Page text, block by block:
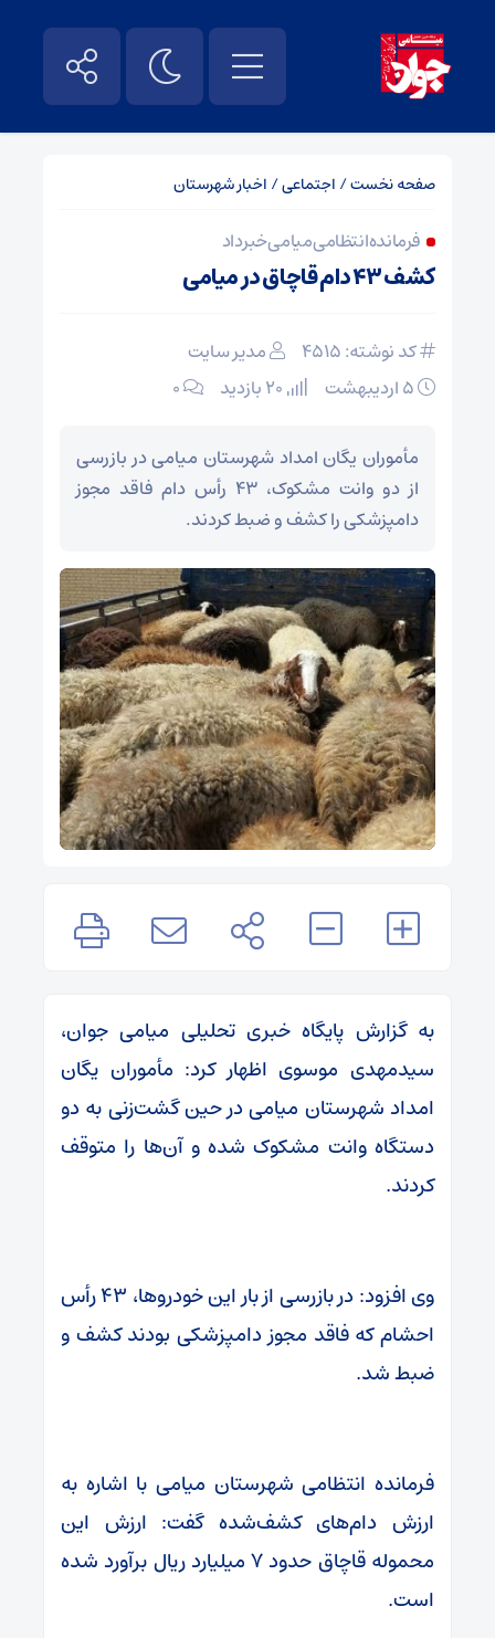
صفحه نخست/ اجتماعی/ اخبار شهرستان
فرمانده انتظامی میامی خبر داد
کشف ۴۳ دام قاچاق در میامی
کد نوشته: 4515
مدیر سایت
۰
مأموران یگان امداد شهرستان میامی در بازرسی
از دو وانت مشکوک، ۴۳ رأس دام فاقد مجوز
دامپزشکی را کشف و ضبط کردند.
به گزارش پایگاه خبری تحلیلی میامی جوان،
سیدمهدی موسوی اظهار کرد: مأموران یگان
امداد شهرستان میامی در حین گشت‌زنی به دو
دستگاه وانت مشکوک شده و آن‌ها را متوقف
کردند.
وی افزود: در بازرسی از بار این خودروها، ۴۳ رأس
احشام که فاقد مجوز دامپزشکی بودند کشف و
ضبط شد.
فرمانده انتظامی شهرستان میامی با اشاره به
ارزش دام‌های کشف‌شده گفت: ارزش این
محموله قاچاق حدود ۷ میلیارد ریال برآورد شده
است.